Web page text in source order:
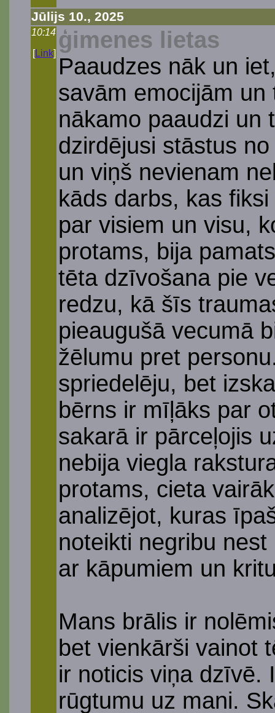
Jūlijs 10., 2025
10:14
[Link]
ģimenes lietas
Paaudzes nāk un
savām emocijām
nākamo paaudzi un
dzirdējusi stāstus
un viņš nevienam
kāds darbs, kas
par visiem un visu,
protams, bija
tēta dzīvošana pie
redzu, kā šīs
pieaugušā vecumā
žēlumu pret
spriedelēju, bet
bērns ir mīļāks par
sakarā ir pārceļojis
nebija viegla
protams, cieta
analizējot, kuras
noteikti negribu
ar kāpumiem un
Mans brālis ir
bet vienkārši vainot
ir noticis viņa dzīvē.
rūgtumu uz mani.